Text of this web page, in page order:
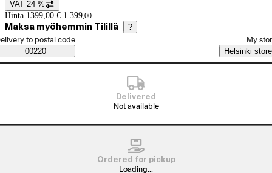
Price details
VAT 24 %
Hinta 1399,00 €. 1 399,00
Maksa myöhemmin Tilillä ?
Saatavuustiedot
order method
to postal code
00220
My
Helsinki store
Delivered
Not available
Ordered for pickup
Loading...